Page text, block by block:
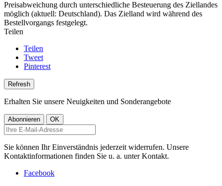
Preisabweichung durch unterschiedliche Besteuerung des Ziellandes
möglich (aktuell: Deutschland). Das Zielland wird während des
Bestellvorgangs festgelegt.
Teilen
Teilen
Tweet
Pinterest
Erhalten Sie unsere Neuigkeiten und Sonderangebote
Sie können Ihr Einverständnis jederzeit widerrufen. Unsere
Kontaktinformationen finden Sie u. a. unter Kontakt.
Facebook